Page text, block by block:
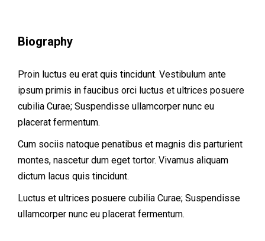
Biography
Proin luctus eu erat quis tincidunt. Vestibulum ante
ipsum primis in faucibus orci luctus et ultrices posuere
cubilia Curae; Suspendisse ullamcorper nunc eu
placerat fermentum.
Cum sociis natoque penatibus et magnis dis parturient
montes, nascetur dum eget tortor. Vivamus aliquam
dictum lacus quis tincidunt.
Luctus et ultrices posuere cubilia Curae; Suspendisse
ullamcorper nunc eu placerat fermentum.